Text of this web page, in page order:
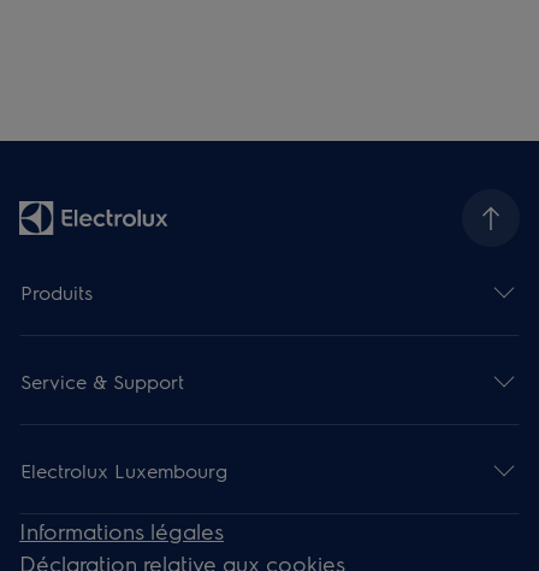
Produits
Service & Support
Electrolux Luxembourg
Informations légales
Déclaration relative aux cookies